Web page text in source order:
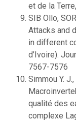
et de la
SIB Ollo,
Attacks and
in different
d’Ivoire).
7567-7576
Simmou Y.
qualité des
complexe